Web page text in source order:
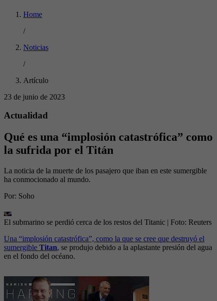
Home
/
Noticias
/
Artículo
23 de junio de 2023
Actualidad
Qué es una “implosión catastrófica” como
la sufrida por el Titán
La noticia de la muerte de los pasajero que iban en este sumergible
ha conmocionado al mundo.
Por: Soho
El submarino se perdió cerca de los restos del Titanic | Foto: Reuters
Una “implosión catastrófica”, como la que se cree que destruyó el
sumergible Titan, se produjo debido a la aplastante presión del agua
en el fondo del océano.